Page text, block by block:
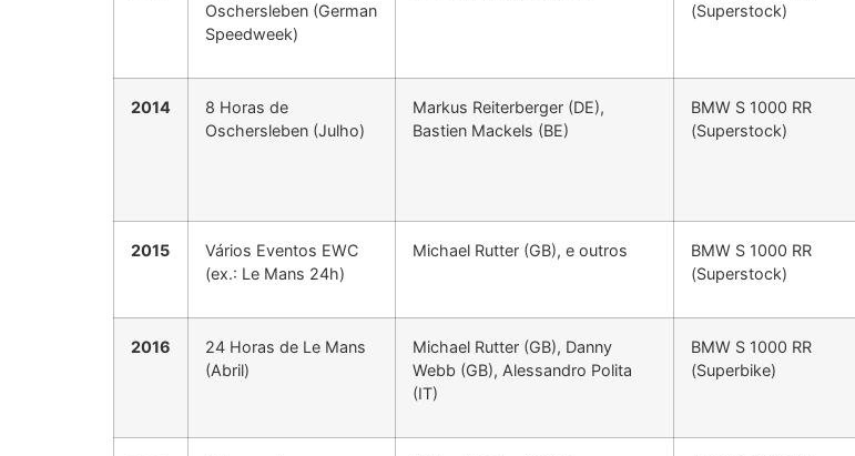
Oschersleben (German
Speedweek)
(Superstock)
2014
8 Horas de
Oschersleben (Julho)
Markus Reiterberger (DE),
Bastien Mackels (BE)
BMW S 1000 RR
(Superstock)
2015
Vários Eventos EWC
(ex.: Le Mans 24h)
Michael Rutter (GB), e outros
BMW S 1000 RR
(Superstock)
2016
24 Horas de Le Mans
(Abril)
Michael Rutter (GB), Danny
Webb (GB), Alessandro Polita
(IT)
BMW S 1000 RR
(Superbike)